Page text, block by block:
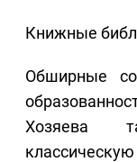
Книжные
Обширные
Хозяева